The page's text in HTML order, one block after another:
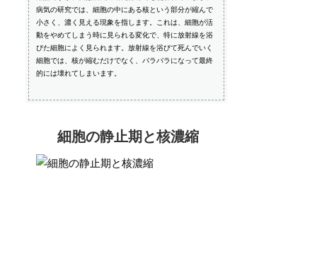
病気の研究では、細胞の中にある核という部分が縮んで
小さく、濃く見える現象を指します。これは、細胞が活
動をやめてしまう時に見られる変化で、特に放射線を浴
びた細胞によく見られます。放射線を浴びて死んでいく
細胞では、核が縮むだけでなく、バラバラになって最終
的には壊れてしまいます。
細胞の静止期と核濃縮